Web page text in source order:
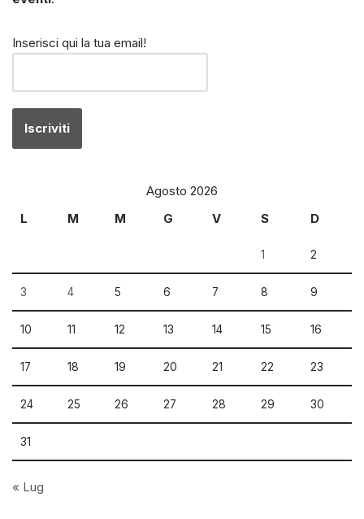
Inserisci qui la tua email!
Agosto 2026
L
M M G V S D
1 2
3 4 5 6 7 8 9
10 11 12 13 14 15 16
17 18 19 20 21 22 23
24 25 26 27 28 29 30
31
« Lug